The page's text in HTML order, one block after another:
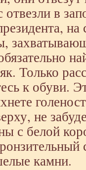
отвезли в
Только
к обуви.
не
с белой
камни.